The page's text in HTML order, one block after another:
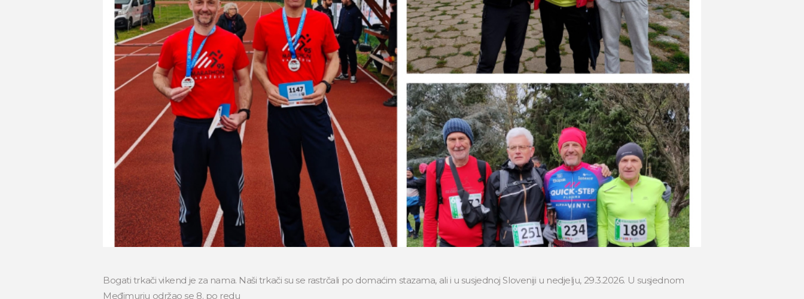
Bogati trkači vikend je za nama. Naši trkači su se rastrčali po domaćim stazama, ali i u susjednoj Sloveniji u nedjelju, 29.3.2026. U susjednom
Međimurju održao se 8. po redu